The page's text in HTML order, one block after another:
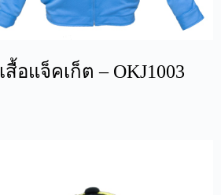
เสื้อแจ็คเก็ต – OKJ1003